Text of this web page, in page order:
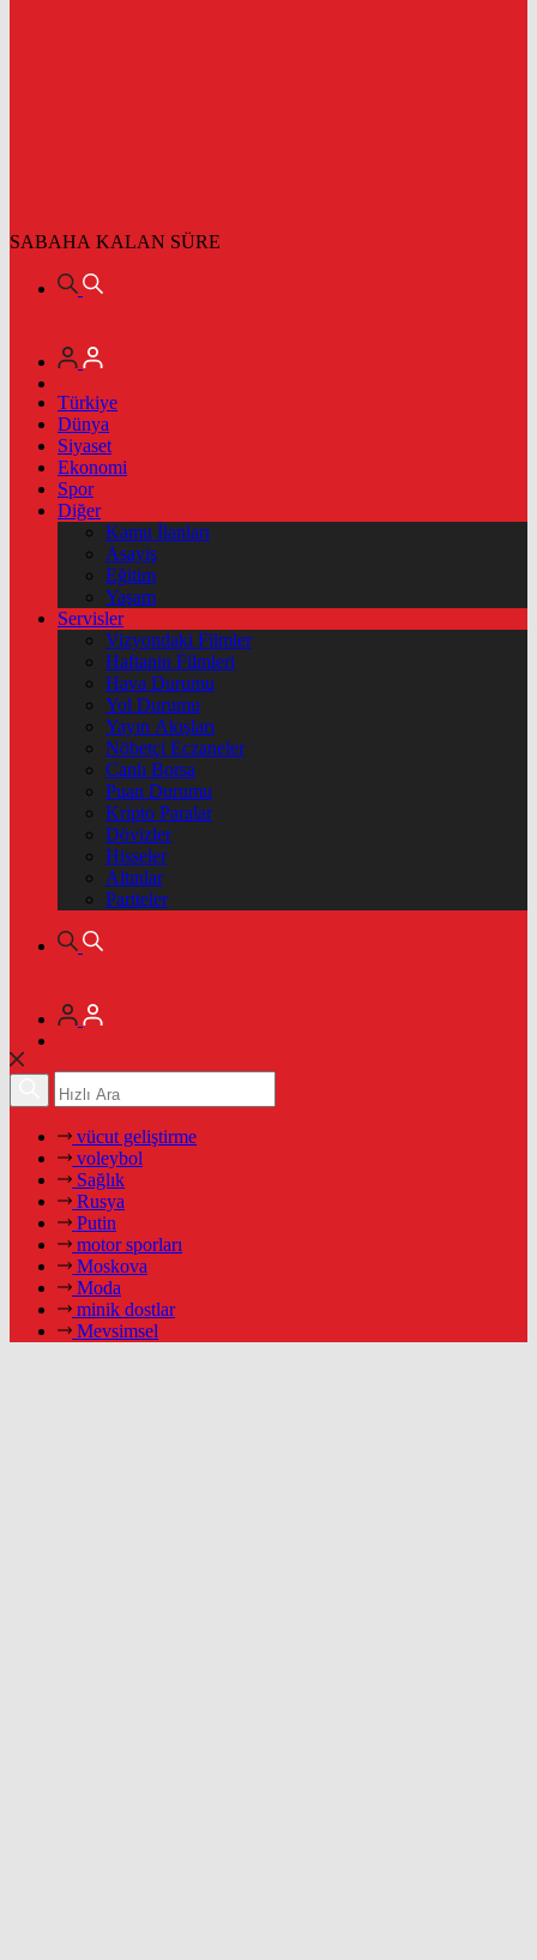
SABAHA KALAN SÜRE
Türkiye
Dünya
Siyaset
Ekonomi
Spor
Diğer
Kamu İlanları
Asayiş
Eğitim
Yaşam
Servisler
Vizyondaki Filmler
Haftanin Filmleri
Hava Durumu
Yol Durumu
Yayın Akışları
Nöbetçi Eczaneler
Canlı Borsa
Puan Durumu
Kripto Paralar
Dövizler
Hisseler
Altınlar
Pariteler
vücut geliştirme
voleybol
Sağlık
Rusya
Putin
motor sporları
Moskova
Moda
minik dostlar
Mevsimsel